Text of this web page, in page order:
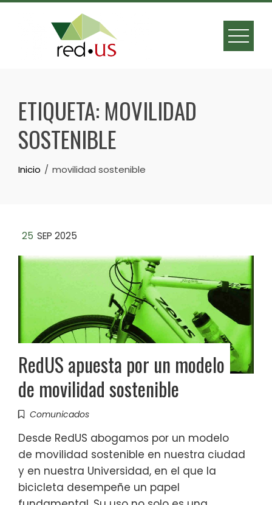
Skip
ETIQUETA: MOVILIDAD
SOSTENIBLE
Inicio movilidad sostenible
25 SEP 2025
RedUS apuesta por un modelo
de movilidad sostenible
Comunicados
Desde RedUS abogamos por un modelo
de movilidad sostenible en nuestra ciudad
y en nuestra Universidad, en el que la
bicicleta desempeñe un papel